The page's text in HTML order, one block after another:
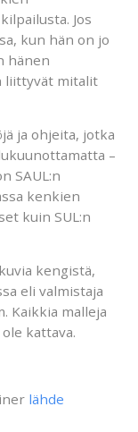
Jos
kun hän on jo
hänen
liittyvät mitalit
ja ohjeita, jotka
–
SAUL:n
kenkien
kuin SUL:n
kengistä,
eli valmistaja
Kaikkia malleja
kattava.
lähde